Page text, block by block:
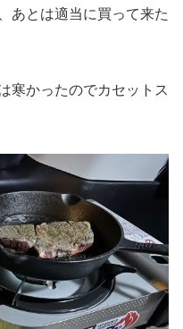
あとは適当に買って来た
寒かったのでカセットス